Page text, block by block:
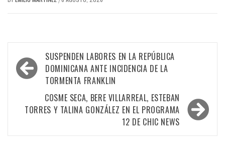
Navegación
de
entradas
SUSPENDEN LABORES EN LA REPÚBLICA
DOMINICANA ANTE INCIDENCIA DE LA
TORMENTA FRANKLIN
COSME SECA, BERE VILLARREAL, ESTEBAN
TORRES Y TALINA GONZÁLEZ EN EL PROGRAMA
12 DE CHIC NEWS